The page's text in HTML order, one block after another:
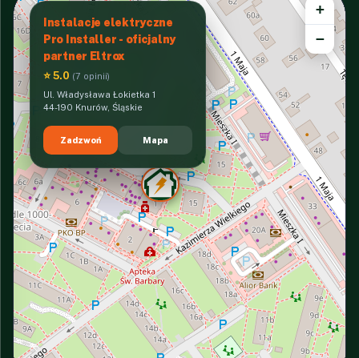
Instalacje elektryczne
Pro Installer - oficjalny
partner Eltrox
⭐ 5.0 (7 opinii)
Ul. Władysława Łokietka 1
44-190 Knurów, Śląskie
Zadzwoń Mapa
+
−